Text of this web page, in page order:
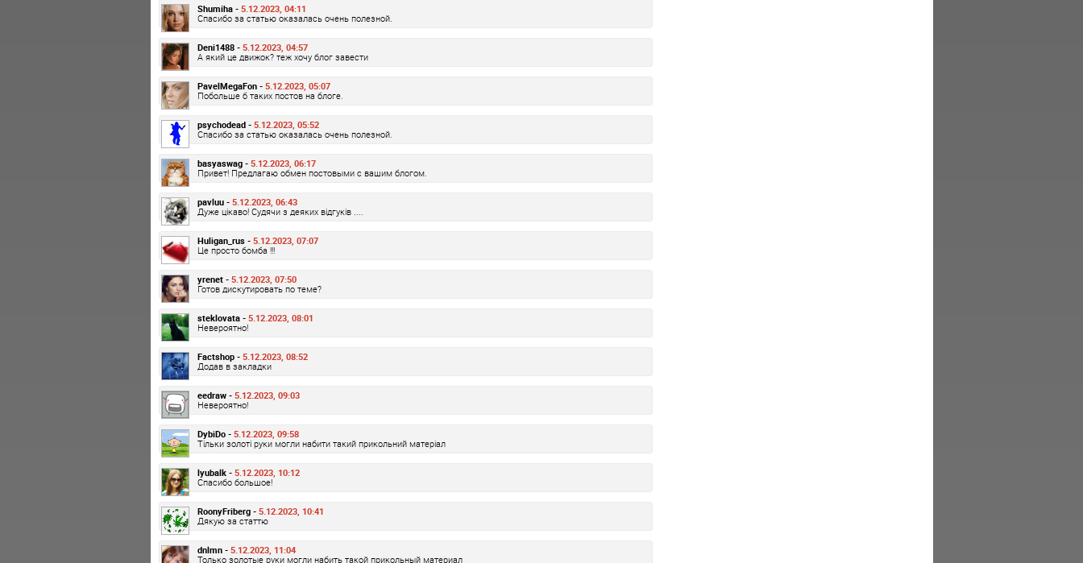
Shumiha - 5.12.2023, 04:11
Спасибо за статью оказалась очень полезной.
Deni1488 - 5.12.2023, 04:57
А який це движок? теж хочу блог завести
PavelMegaFon - 5.12.2023, 05:07
Побольше б таких постов на блоге.
psychodead - 5.12.2023, 05:52
Спасибо за статью оказалась очень полезной.
basyaswag - 5.12.2023, 06:17
Привет! Предлагаю обмен постовыми с вашим блогом.
pavluu - 5.12.2023, 06:43
Дуже цікаво! Судячи з деяких відгуків ....
Huligan_rus - 5.12.2023, 07:07
Це просто бомба !!!
yrenet - 5.12.2023, 07:50
Готов дискутировать по теме?
steklovata - 5.12.2023, 08:01
Невероятно!
Factshop - 5.12.2023, 08:52
Додав в закладки
eedraw - 5.12.2023, 09:03
Невероятно!
DybiDo - 5.12.2023, 09:58
Тільки золоті руки могли набити такий прикольний матеріал
lyubalk - 5.12.2023, 10:12
Спасибо большое!
RoonyFriberg - 5.12.2023, 10:41
Дякую за статтю
dnlmn - 5.12.2023, 11:04
Только золотые руки могли набить такой прикольный материал